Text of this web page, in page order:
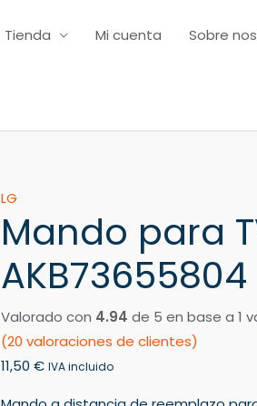
Tienda Mi cuenta Sobre
LG
Mando para
AKB73655804
Valorado con 4.94 de 5 en base a 1
(20 valoraciones de clientes)
11,50 € IVA incluido
Mando
para
TV
LG
cantidad